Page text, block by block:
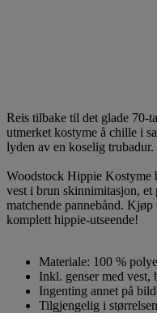
Reis tilbake til det glade 70-
utmerket kostyme å chille i
lyden av en koselig trubadur.
Woodstock Hippie Kostyme
vest i brun skinnimitasjon, et
matchende pannebånd.
komplett hippie-utseende!
Materiale: 100 %
Inkl. genser med vest,
Ingenting annet på
Tilgjengelig i